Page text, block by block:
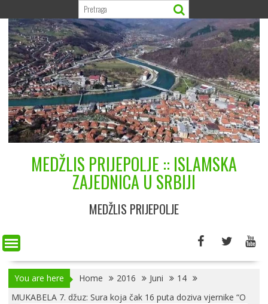
to
content
MEDŽLIS PRIJEPOLJE :: ISLAMSKA
ZAJEDNICA U SRBIJI
MEDŽLIS PRIJEPOLJE
You are here Home 2016 Juni
14
MUKABELA 7. džuz: Sura koja čak 16 puta doziva vjernike “O